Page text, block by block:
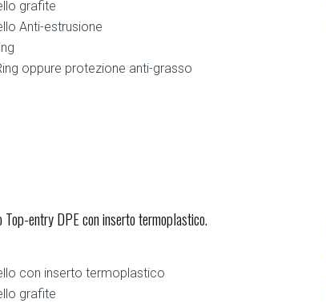
grafite
Anti-estrusione
oppure protezione anti-grasso
Top-entry DPE con inserto termoplastico.
con inserto termoplastico
grafite